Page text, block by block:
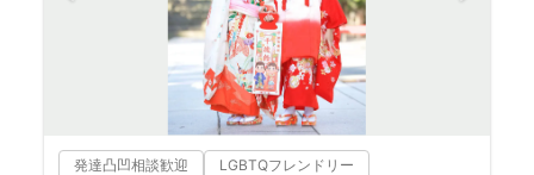
発達凸凹相談歓迎 LGBTQフレンドリー